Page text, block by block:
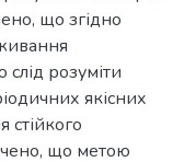
що згідно
слід розуміти
якісних
що метою